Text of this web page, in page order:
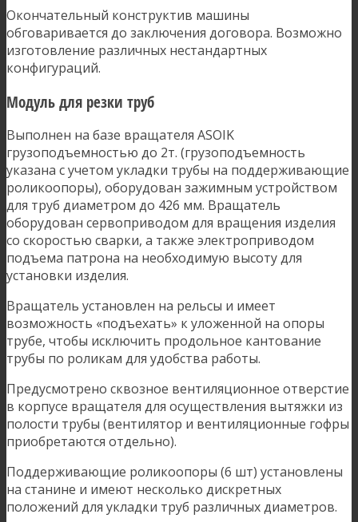
Окончательный конструктив машины
обговаривается до заключения договора. Возможно
изготовление различных нестандартных
конфигураций.
Модуль для резки труб
Выполнен на базе вращателя ASOIK
грузоподъемностью до 2т. (грузоподъемность
указана с учетом укладки трубы на поддерживающие
роликоопоры), оборудован зажимным устройством
для труб диаметром до 426 мм. Вращатель
оборудован сервоприводом для вращения изделия
со скоростью сварки, а также электроприводом
подъема патрона на необходимую высоту для
установки изделия.
Вращатель установлен на рельсы и имеет
возможность «подъехать» к уложенной на опоры
трубе, чтобы исключить продольное кантование
трубы по роликам для удобства работы.
Предусмотрено сквозное вентиляционное отверстие
в корпусе вращателя для осуществления вытяжки из
полости трубы (вентилятор и вентиляционные гофры
приобретаются отдельно).
Поддерживающие роликоопоры (6 шт) установлены
на станине и имеют несколько дискретных
положений для укладки труб различных диаметров.